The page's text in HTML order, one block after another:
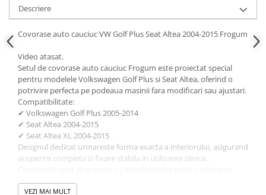
Scrumiere Auto
Stergatoare Parbriz
Suport Auto Ochelari
Suporti Numar Inmatriculare
Suporti Pahar Auto
Suporti Telefon Auto
Tetiera Auto
COVORASE AUTO
Covorase AUDI
Descriere
Covorase auto cauciuc VW Golf Plus Seat Altea 2004-2015 Frogum
Video atasat.
Setul de covorase auto cauciuc Frogum este proiectat special
pentru modelele Volkswagen Golf Plus si Seat Altea, oferind o
potrivire perfecta pe podeaua masinii fara modificari sau ajustari.
Compatibilitate:
✔ Volkswagen Golf Plus 2005-2014
✔ Seat Altea 2004-2015
✔ Seat Altea XL 2004-2015
Designul dedicat urmareste forma exacta a interiorului, asigurand
acoperire completa si fixare stabila in utilizarea zilnica.
eficienta a apei, murdariei, nisipului sau zapezii, prevenind
deteriorarea mochetei originale a masinii.
VEZI MAI MULT